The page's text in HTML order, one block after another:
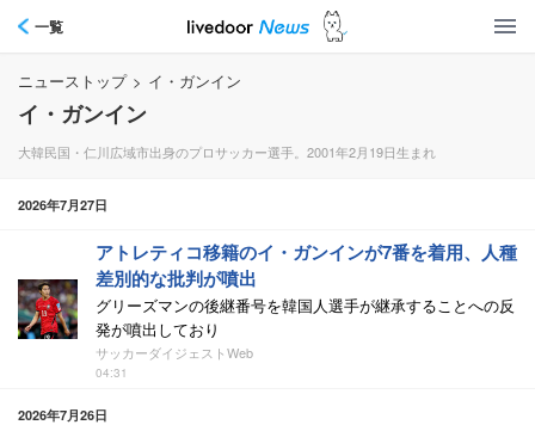
一覧
ニューストップ > イ・ガンイン
イ・ガンイン
大韓民国・仁川広域市出身のプロサッカー選手。2001年2月19日生まれ
2026年7月27日
アトレティコ移籍のイ・ガンインが7番を着用、人種
差別的な批判が噴出
グリーズマンの後継番号を韓国人選手が継承することへの反
発が噴出しており
サッカーダイジェストWeb
04:31
2026年7月26日